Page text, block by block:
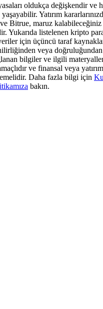
& Trade to Win 500,000 USDT
Metals Trading Carnival
& Silver · 33,333 USDT
oldukça değişkendir ve
Yatırım
Bitrue, maruz kalabileceğiniz
Yukarıda listelenen kripto
için üçüncü taraf
veya
bilgiler ve ilgili
ve finansal veya
Daha fazla bilgi için
bakın.